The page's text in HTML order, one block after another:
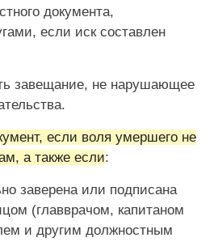
документа,
если иск составлен
завещание, не нарушающее
если воля умершего не
а также если:
заверена или подписана
(главврачом, капитаном
и другим должностным